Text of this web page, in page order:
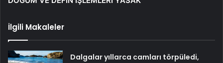
İlgili Makaleler
Dalgalar yıllarca camları törpüledi,